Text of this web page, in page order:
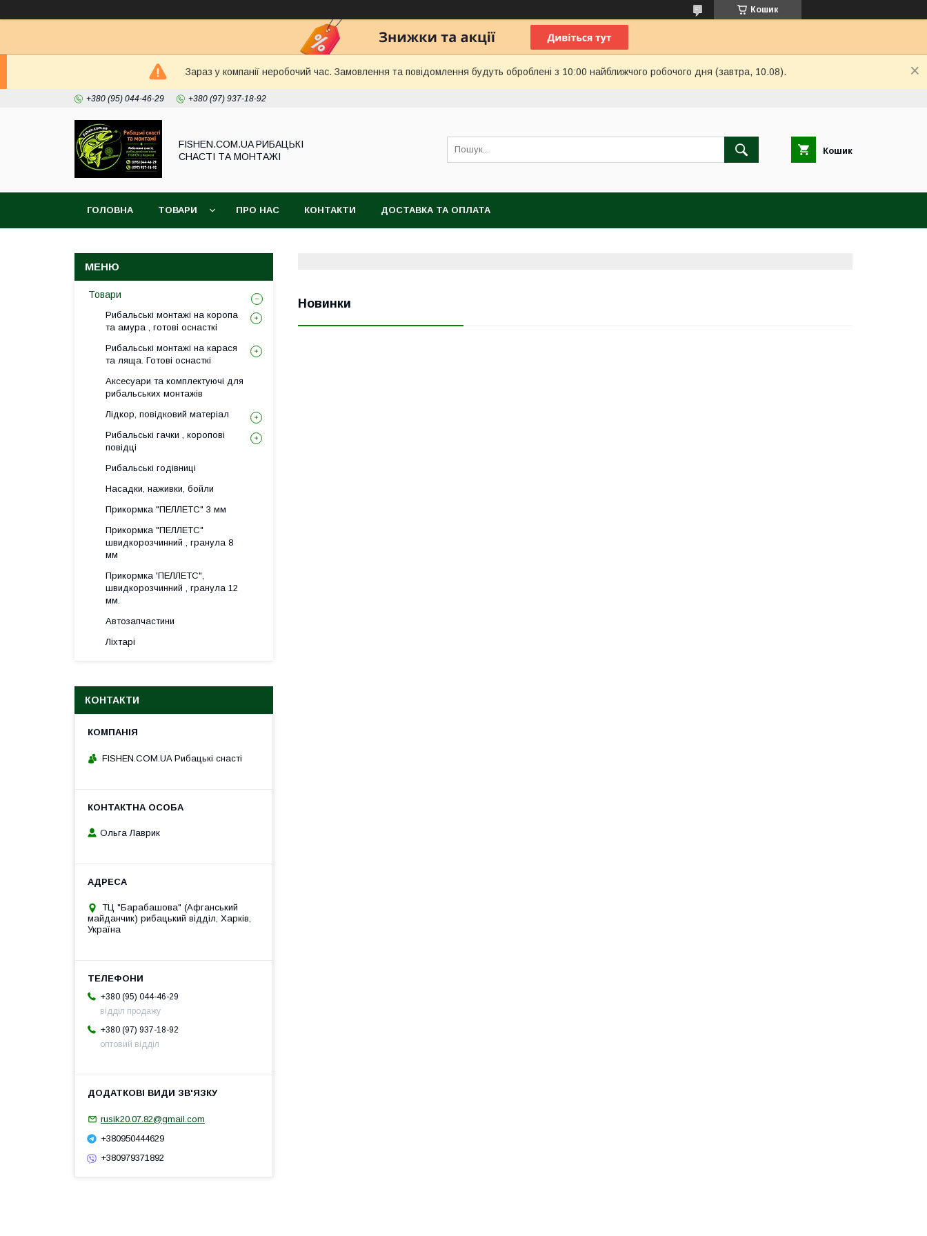
Кошик
Зараз у компанії неробочий час. Замовлення та повідомлення будуть оброблені з 10:00 найближчого робочого дня (завтра, 10.08).
+380 (95) 044-46-29 +380 (97) 937-18-92
FISHEN.COM.UA РИБАЦЬКІ
СНАСТІ ТА МОНТАЖІ
Кошик
ГОЛОВНА ТОВАРИ ПРО НАС КОНТАКТИ ДОСТАВКА ТА ОПЛАТА
Новинки
Товари
Рибальські монтажі на коропа
та амура , готові оснасткі
Рибальські монтажі на карася
та ляща. Готові оснасткі
Аксесуари та комплектуючі для
рибальських монтажів
Лідкор, повiдковий матеріал
Рибальські гачки , коропові
повідці
Рибальські годівниці
Насадки, наживки, бойли
Прикормка "ПЕЛЛЕТС" 3 мм
Прикормка "ПЕЛЛЕТС"
швидкорозчинний , гранула 8
мм
Прикормка 'ПЕЛЛЕТС",
швидкорозчинний , гранула 12
мм.
Автозапчастини
Ліхтарі
КОНТАКТИ
FISHEN.COM.UA Рибацькі снасті
Ольга Лаврик
ТЦ "Барабашова" (Афганський
майданчик) рибацький відділ, Харків,
Україна
+380 (95) 044-46-29
відділ продажу
+380 (97) 937-18-92
оптовий відділ
rusik20.07.82@gmail.com
+380950444629
+380979371892